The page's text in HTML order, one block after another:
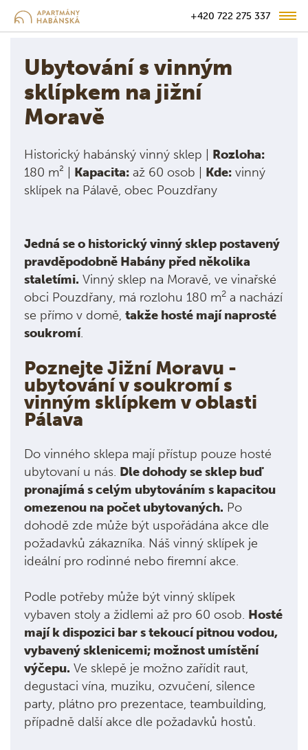
+420 722 275 337
Ubytování s vinným
sklípkem na jižní
Moravě
Historický habánský vinný sklep |
Rozloha:
180 m² |
Kapacita: až 60 osob | Kde: vinný
sklípek na Pálavě, obec Pouzdřany
Jedná se o historický vinný sklep postavený
pravděpodobně Habány před několika
staletími. Vinný sklep na Moravě, ve vinařské
obci Pouzdřany, má rozlohu 180 m2 a nachází
se přímo v domě, takže hosté mají naprosté
soukromí.
Poznejte Jižní Moravu -
ubytování v soukromí s
vinným sklípkem v oblasti
Pálava
Do vinného sklepa mají přístup pouze hosté
ubytovaní u nás. Dle dohody se sklep buď
pronajímá s celým ubytováním s kapacitou
omezenou na počet ubytovaných. Po
dohodě zde může být uspořádána akce dle
požadavků zákazníka. Náš vinný sklípek je
ideální pro rodinné nebo firemní akce.
Podle potřeby může být vinný sklípek
vybaven stoly a židlemi až pro 60 osob. Hosté
mají k dispozici bar s tekoucí pitnou vodou,
vybavený sklenicemi; možnost umístění
výčepu. Ve sklepě je možno zařídit raut,
degustaci vína, muziku, ozvučení, silence
party, plátno pro prezentace, teambuilding,
případně další akce dle požadavků hostů.